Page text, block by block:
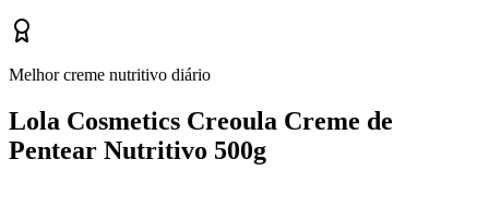
Melhor creme nutritivo diário
Lola Cosmetics Creoula Creme de
Pentear Nutritivo 500g